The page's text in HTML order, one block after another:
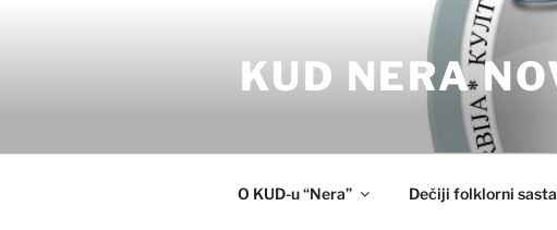
KUD NERA
O KUD-u “Nera” Dečiji folklorni